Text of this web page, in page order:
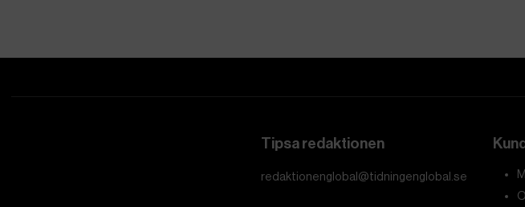
Tipsa redaktionen
redaktionenglobal@tidningenglobal.se